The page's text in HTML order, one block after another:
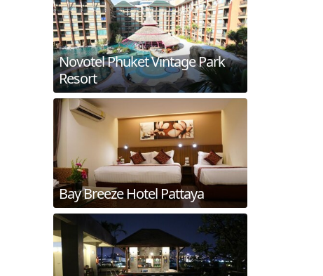
Novotel Phuket Vintage Park
Resort
Bay Breeze Hotel Pattaya